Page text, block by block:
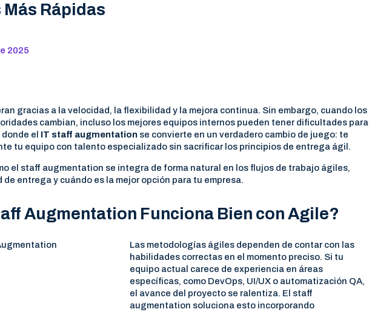
Rápidas
2025
gracias a la velocidad, la flexibilidad y la mejora continua. Sin embargo, cuando los
cambian, incluso los mejores equipos internos pueden tener dificultades para
el IT staff augmentation se convierte en un verdadero cambio de juego: te
tu equipo con talento especializado sin sacrificar los principios de entrega ágil.
el staff augmentation se integra de forma natural en los flujos de trabajo ágiles,
entrega y cuándo es la mejor opción para tu empresa.
Augmentation Funciona Bien con Agile?
Las metodologías ágiles dependen de contar con las
habilidades correctas en el momento preciso. Si tu
equipo actual carece de experiencia en áreas
específicas, como DevOps, UI/UX o automatización QA,
el avance del proyecto se ralentiza. El staff
augmentation soluciona esto incorporando